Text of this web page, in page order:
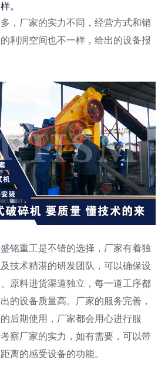
。
，厂家的实力不同，经营方式和销
利润空间也不一样，给出的设备报
铭重工是不错的选择，厂家有着独
技术精湛的研发团队，可以确保设
原料进货渠道独立，每一道工序都
的设备质量高。厂家的服务完善，
后期使用，厂家都会用心进行服
察厂家的实力，如有需要，可以带
离的感受设备的功能。